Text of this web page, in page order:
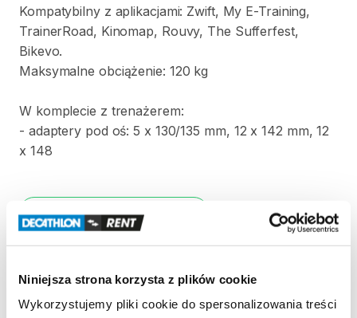
Niniejsza strona korzysta z plików cookie
Wykorzystujemy pliki cookie do spersonalizowania treści
Kompatybilny z aplikacjami: Zwift​​,​ My E-Training​​,​
TrainerRoad​​,​ Kinomap​​,​ Rouvy​​,​ The Sufferfest​​,​
Bikevo.
Maksymalne obciążenie: 120 kg
W komplecie z trenażerem:
- adaptery pod oś: 5 x 130​/​135 mm​,​ 12 x 142 mm​,​ 12
x 148
Strona produktu w sklepie
REGULAMIN